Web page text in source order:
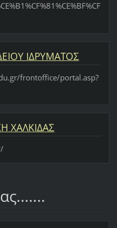
ΙΔΡΥΜΑΤΟΣ
frontoffice/portal.asp?
ΧΑΛΚΙΔΑΣ